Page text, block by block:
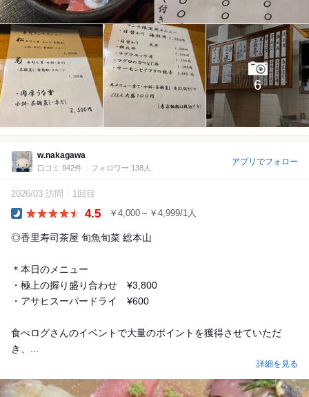
6
w.nakagawa
口コミ 942件 フォロワー 138人
アプリでフォロー
2026/03 訪問 1回目
4.5 ￥4,000～￥4,999/1人
◎香里寿司茶屋 旬魚旬菜 総本山
＊本日のメニュー
・極上の握り盛り合わせ ¥3,800
・アサヒスーパードライ ¥600
食べログさんのイベントで大量のポイントを獲得させていただ
き、...
詳細を見る